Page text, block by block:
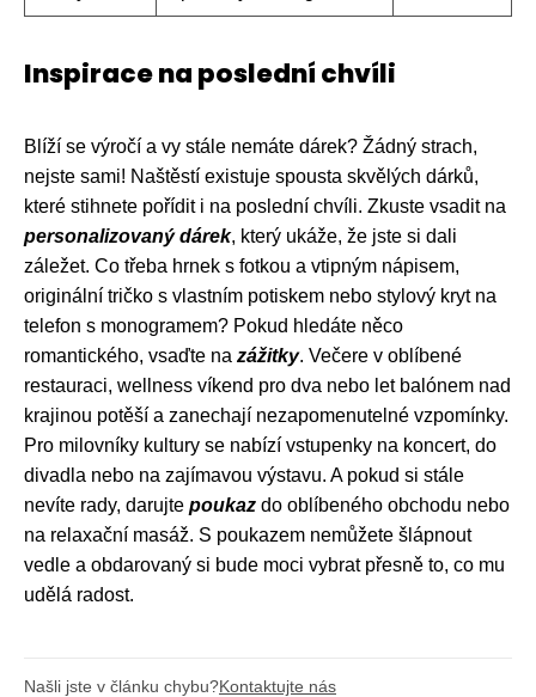
Inspirace na poslední chvíli
Blíží se výročí a vy stále nemáte dárek? Žádný strach,
nejste sami! Naštěstí existuje spousta skvělých dárků,
které stihnete pořídit i na poslední chvíli. Zkuste vsadit na
personalizovaný dárek, který ukáže, že jste si dali
záležet. Co třeba hrnek s fotkou a vtipným nápisem,
originální tričko s vlastním potiskem nebo stylový kryt na
telefon s monogramem? Pokud hledáte něco
romantického, vsaďte na zážitky. Večere v oblíbené
restauraci, wellness víkend pro dva nebo let balónem nad
krajinou potěší a zanechají nezapomenutelné vzpomínky.
Pro milovníky kultury se nabízí vstupenky na koncert, do
divadla nebo na zajímavou výstavu. A pokud si stále
nevíte rady, darujte poukaz do oblíbeného obchodu nebo
na relaxační masáž. S poukazem nemůžete šlápnout
vedle a obdarovaný si bude moci vybrat přesně to, co mu
udělá radost.
Našli jste v článku chybu?Kontaktujte nás